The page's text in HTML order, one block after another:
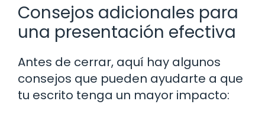
Consejos adicionales para
una presentación efectiva
Antes de cerrar, aquí hay algunos
consejos que pueden ayudarte a que
tu escrito tenga un mayor impacto: